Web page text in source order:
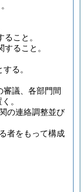
こと。
ること。
る。
議、各部門間
。
の連絡調整並び
者をもって構成